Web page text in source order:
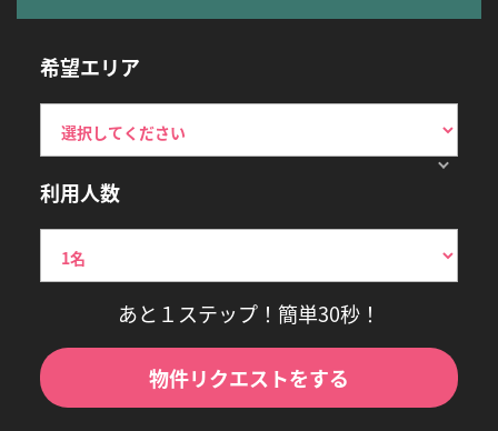
希望エリア
利用人数
あと１ステップ！簡単30秒！
物件リクエストをする